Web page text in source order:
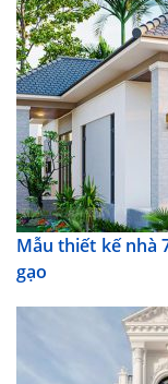
Mẫu thiết kế nhà
gạo